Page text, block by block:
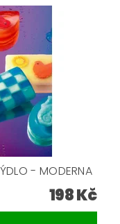
- MODERNA
198 Kč